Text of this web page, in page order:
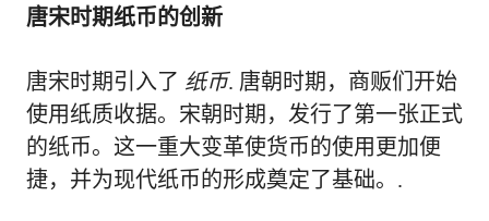
唐宋时期纸币的创新
唐宋时期引入了 纸币. 唐朝时期，商贩们开始
使用纸质收据。宋朝时期，发行了第一张正式
的纸币。这一重大变革使货币的使用更加便
捷，并为现代纸币的形成奠定了基础。.